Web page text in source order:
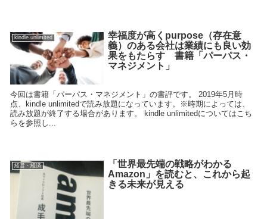
kindle unlimited
幸福度が高くpurpose（存在意
義）のある会社は業績にも良い効
果をもたらす 書籍「パーパス・
マネジメント」
今回は書籍「パーパス・マネジメント」の書評です。 2019年5月時
点、kindle unlimitedで読み放題になっています。※時期によっては、
読み放題が終了する場合があります。 kindle unlimitedについてはこち
らを参照し...
経営・経済
「世界最先端の戦略がわかる
Amazon」を読むと、これから起
きる未来が見える